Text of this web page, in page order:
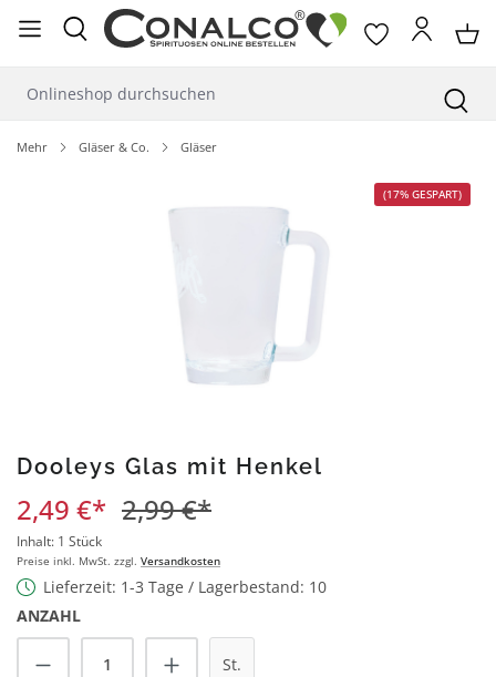
springen
Mehr Gläser & Co. Gläser
(17% GESPART)
Dooleys Glas mit Henkel
2,49 €* 2,99 €*
Inhalt: 1 Stück
Preise inkl. MwSt. zzgl. Versandkosten
Lieferzeit: 1-3 Tage / Lagerbestand: 10
ANZAHL
Produkt Anzahl: Gib den gewünschten
St.